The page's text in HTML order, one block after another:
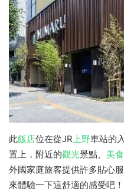
此飯店位在從JR上野車站的
置上，附近的觀光景點、 美食
外國家庭旅客提供許多貼心
來體驗一下這舒適的感受吧！